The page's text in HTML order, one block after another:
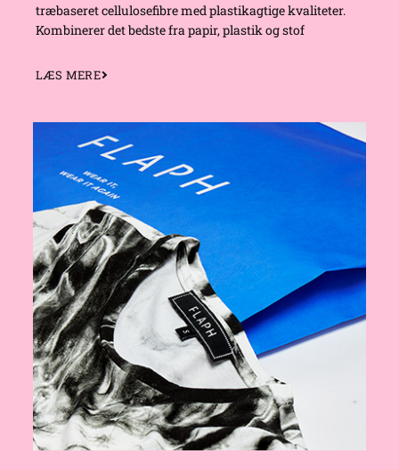
træbaseret cellulosefibre med plastikagtige kvaliteter.
Kombinerer det bedste fra papir, plastik og stof
LÆS MERE